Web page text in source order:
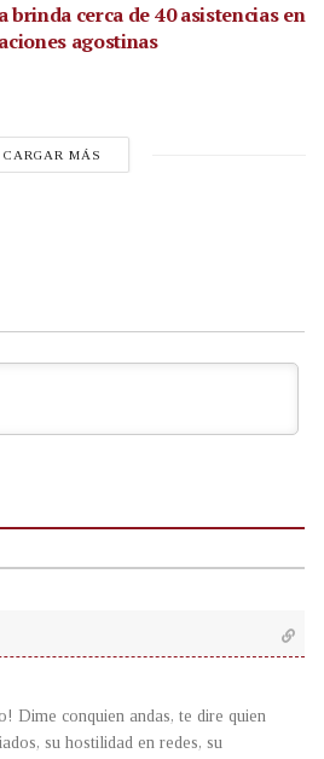
brinda cerca de 40 asistencias en
agostinas
CARGAR MÁS
Dime conquien andas, te dire quien
su hostilidad en redes, su